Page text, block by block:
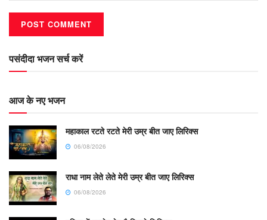
पसंदीदा भजन सर्च करें
आज के नए भजन
महाकाल रटते रटते मेरी उम्र बीत जाए लिरिक्स
06/08/2026
राधा नाम लेते लेते मेरी उम्र बीत जाए लिरिक्स
06/08/2026